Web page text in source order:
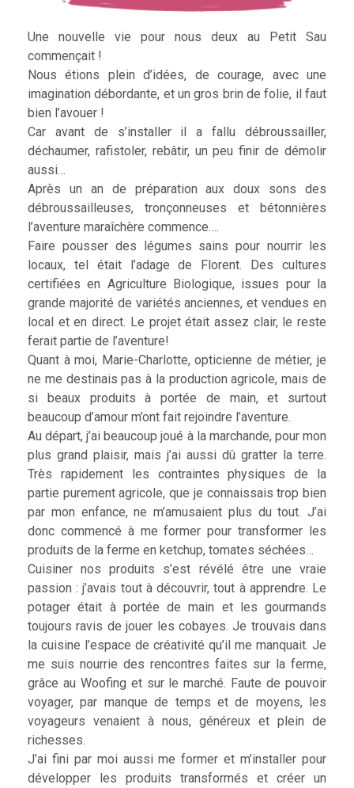
Une nouvelle vie pour nous deux au Petit Sau
commençait !
Nous étions plein d’idées, de courage, avec une
imagination débordante, et un gros brin de folie, il faut
bien l’avouer !
Car avant de s’installer il a fallu débroussailler,
déchaumer, rafistoler, rebâtir, un peu finir de démolir
aussi…
Après un an de préparation aux doux sons des
débroussailleuses, tronçonneuses et bétonnières
l’aventure maraîchère commence….
Faire pousser des légumes sains pour nourrir les
locaux, tel était l’adage de Florent. Des cultures
certifiées en Agriculture Biologique, issues pour la
grande majorité de variétés anciennes, et vendues en
local et en direct. Le projet était assez clair, le reste
ferait partie de l’aventure!
Quant à moi, Marie-Charlotte, opticienne de métier, je
ne me destinais pas à la production agricole, mais de
si beaux produits à portée de main, et surtout
beaucoup d’amour m’ont fait rejoindre l’aventure.
Au départ, j’ai beaucoup joué à la marchande, pour mon
plus grand plaisir, mais j’ai aussi dû gratter la terre.
Très rapidement les contraintes physiques de la
partie purement agricole, que je connaissais trop bien
par mon enfance, ne m’amusaient plus du tout. J’ai
donc commencé à me former pour transformer les
produits de la ferme en ketchup, tomates séchées…
Cuisiner nos produits s’est révélé être une vraie
passion : j’avais tout à découvrir, tout à apprendre. Le
potager était à portée de main et les gourmands
toujours ravis de jouer les cobayes. Je trouvais dans
la cuisine l’espace de créativité qu’il me manquait. Je
me suis nourrie des rencontres faites sur la ferme,
grâce au Woofing et sur le marché. Faute de pouvoir
voyager, par manque de temps et de moyens, les
voyageurs venaient à nous, généreux et plein de
richesses.
J’ai fini par moi aussi me former et m’installer pour
développer les produits transformés et créer un